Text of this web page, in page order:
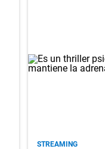
STREAMING